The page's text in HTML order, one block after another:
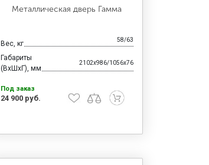
Металлическая дверь Гамма
Вес, кг 58/63
Габариты
(ВхШхГ), мм
2102x986/1056x76
Под заказ
24 900 руб.